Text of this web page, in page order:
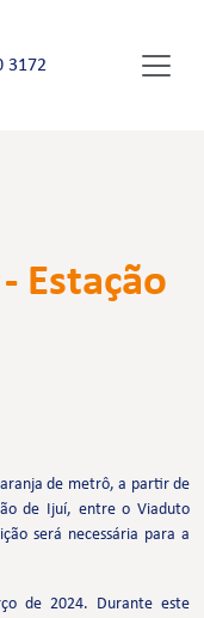
3172
Estação
de metrô, a partir de
de Ijuí, entre o Viaduto
será necessária para a
de 2024. Durante este